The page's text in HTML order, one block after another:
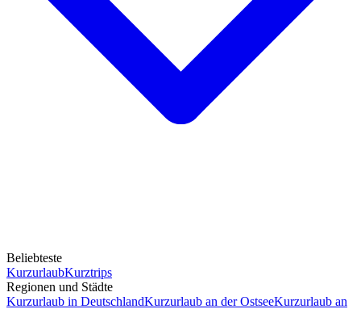
Beliebteste
KurzurlaubKurztrips
Regionen und Städte
Kurzurlaub in DeutschlandKurzurlaub an der OstseeKurzurlaub an